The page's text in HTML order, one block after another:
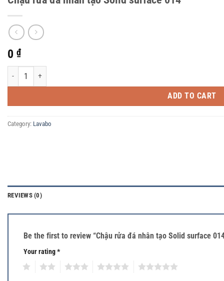
0 ₫
Chậu rửa đá nhân tạo Solid surface 014 quantity
ADD TO CART
Category: Lavabo
REVIEWS (0)
Be the first to review “Chậu rửa đá nhân tạo Solid surface
Your rating*